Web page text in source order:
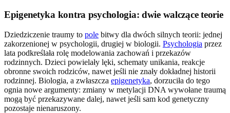
Epigenetyka kontra psychologia: dwie walczące teorie
Dziedziczenie traumy to pole bitwy dla dwóch silnych teorii: jednej
zakorzenionej w psychologii, drugiej w biologii. Psychologia przez
lata podkreślała rolę modelowania zachowań i przekazów
rodzinnych. Dzieci powielały lęki, schematy unikania, reakcje
obronne swoich rodziców, nawet jeśli nie znały dokładnej historii
rodzinnej. Biologia, a zwłaszcza epigenetyka, dorzuciła do tego
ognia nowe argumenty: zmiany w metylacji DNA wywołane traumą
mogą być przekazywane dalej, nawet jeśli sam kod genetyczny
pozostaje nienaruszony.